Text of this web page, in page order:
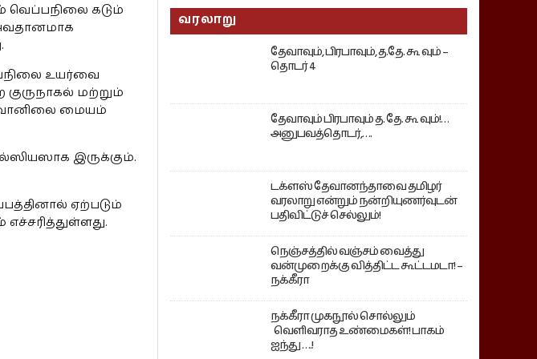
வெப்பநிலை கடும்
உயர்வை
மற்றும்
மையம்
இருக்கும்.
ஏற்படும்
வரலாறு
தேவாவும், பிரபாவும், த.தே. கூ வும் –
தொடர் 4
தேவாவும் பிரபாவும் த. தே. கூ வும்!…
அனுபவத்தொடர்,….
டக்ளஸ் தேவானந்தாவை தமிழர்
வரலாறு என்றும் நன்றியுணர்வுடன்
பதிவிட்டுச் செல்லும்!
நெஞ்சத்தில் வஞ்சம் வைத்து
வன்முறைக்கு வித்திட்ட கூட்டமடா! –
நக்கீரா
நக்கீரா முகநூல் சொல்லும்
வெளிவராத உண்மைகள்! பாகம்
ஐந்து ….!